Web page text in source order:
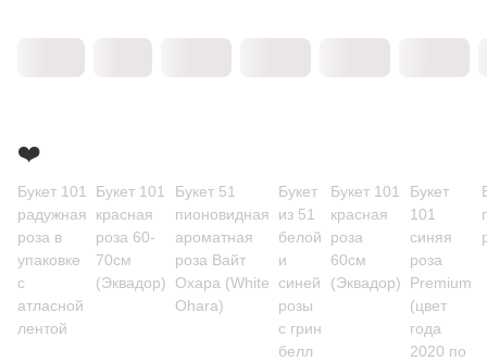
❤️
Букет 101
радужная
роза в
упаковке
с
атласной
лентой
Букет 101
красная
роза 60-
70см
(Эквадор)
Букет 51
пионовидная
ароматная
роза Вайт
Охара (White
Ohara)
Букет
из 51
белой
и
синей
розы
с грин
белл
Букет 101
красная
роза
60см
(Эквадор)
Букет
101
синяя
роза
Premium
(цвет
года
2020 по